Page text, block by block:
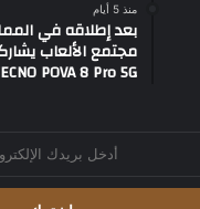
منذ 5 أيام
بعد إطلاقه في
مجتمع الألعاب
POVA 8 Pro 5G